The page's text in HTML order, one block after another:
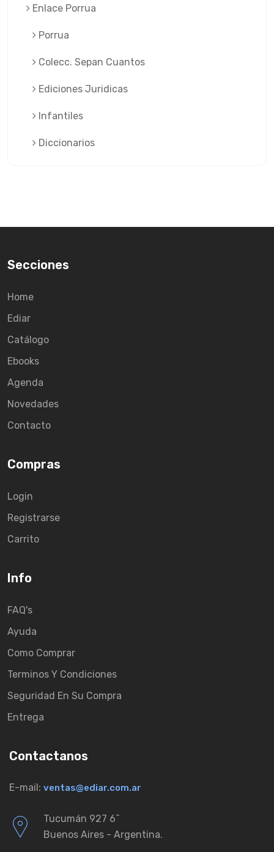
Enlace Porrua
Porrua
Colecc. Sepan Cuantos
Ediciones Juridicas
Infantiles
Diccionarios
Secciones
Home
Ediar
Catálogo
Ebooks
Agenda
Novedades
Contacto
Compras
Login
Registrarse
Carrito
Info
FAQ's
Ayuda
Como Comprar
Terminos Y Condiciones
Seguridad En Su Compra
Entrega
Contactanos
E-mail: ventas@ediar.com.ar
Tucumán 927 6ˆ
Buenos Aires - Argentina.